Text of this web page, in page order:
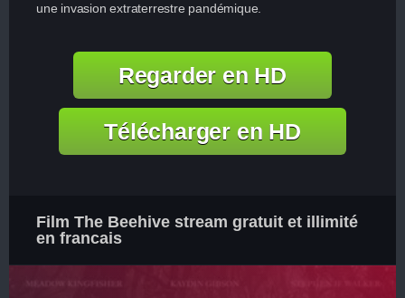
une invasion extraterrestre pandémique.
Regarder en HD
Télécharger en HD
Film The Beehive stream gratuit et illimité
en francais